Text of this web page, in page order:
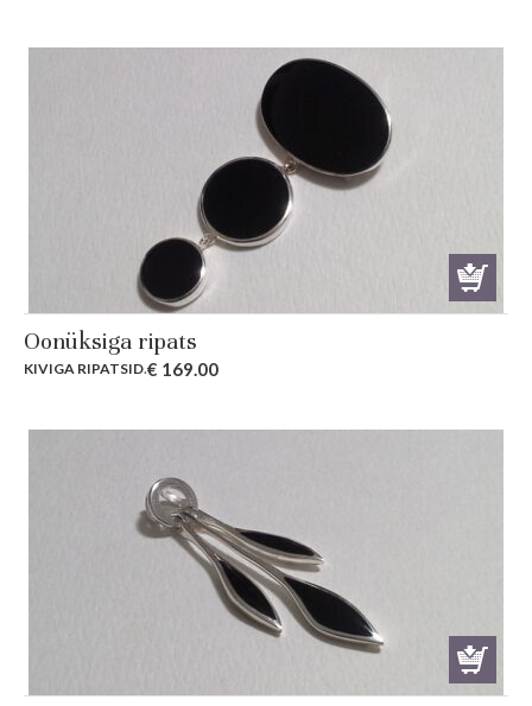
Oonüksiga ripats
KIVIGA RIPATSID.€ 169.00